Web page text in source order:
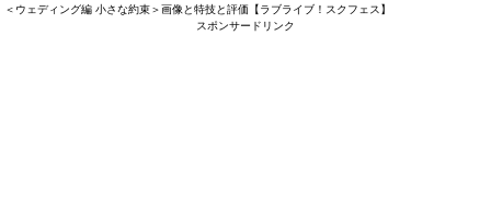
＜ウェディング編 小さな約束＞画像と特技と評価【ラブライブ！スクフェス】
スポンサードリンク